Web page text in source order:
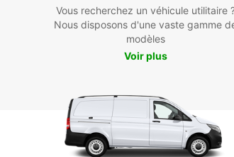
Vous recherchez un véhicule utilitaire
Nous disposons d'une vaste gamme
modèles
Voir plus